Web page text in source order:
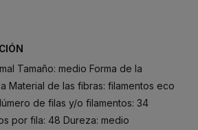
Tamaño: medio Forma de la
Material de las fibras: filamentos eco
de filas y/o filamentos: 34
por fila: 48 Dureza: medio